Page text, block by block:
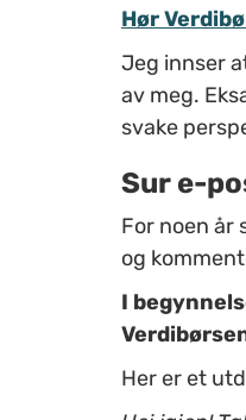
Hør
Jeg innser
av meg.
svake
Sur e-
For noen år
og
I
Her er et